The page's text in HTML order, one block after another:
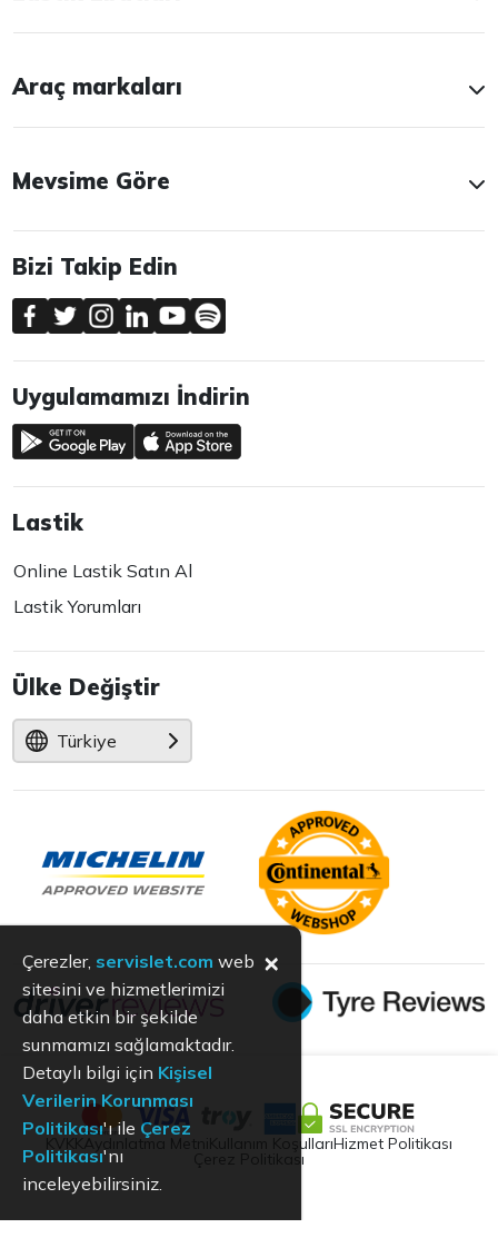
Araç markaları
Mevsime Göre
Bizi Takip Edin
Uygulamamızı İndirin
Lastik
Online Lastik Satın Al
Lastik Yorumları
Ülke Değiştir
Türkiye
Aydınlatma Metni Kullanım KoşullarıHizmet Politikası
Çerez Politikası
Çerezler, servislet.com web
sitesini ve hizmetlerimizi
daha etkin bir şekilde
sunmamızı sağlamaktadır.
Detaylı bilgi için Kişisel
Verilerin Korunması
Politikası'ı ile Çerez
Politikası'nı
inceleyebilirsiniz.
×